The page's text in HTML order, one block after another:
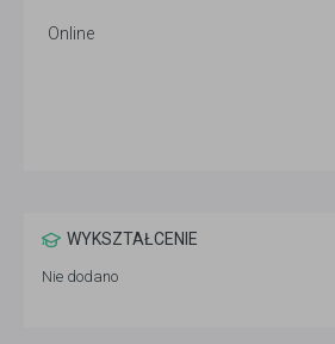
Online
WYKSZTAŁCENIE
Nie dodano